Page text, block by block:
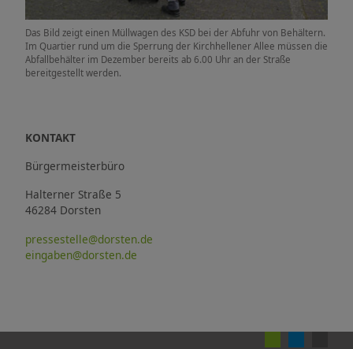
Das Bild zeigt einen Müllwagen des KSD bei der Abfuhr von Behältern.
Im Quartier rund um die Sperrung der Kirchhellener Allee müssen die
Abfallbehälter im Dezember bereits ab 6.00 Uhr an der Straße
bereitgestellt werden.
KONTAKT
Bürgermeisterbüro
Halterner Straße 5
46284 Dorsten
pressestelle@dorsten.de
eingaben@dorsten.de